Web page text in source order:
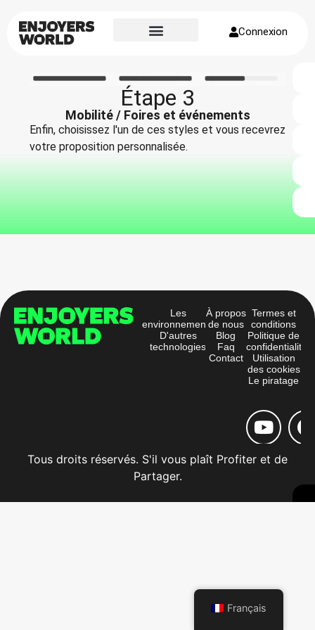
Connexion
Étape 3
Mobilité / Foires et événements
Enfin, choisissez l'un de ces styles et vous recevrez
votre proposition personnalisée.
Les
environnements
D'autres
technologies
À propos
de nous
Blog
Faq
Contact
Termes et
conditions
Politique de
confidentialité
Utilisation
des cookies
Le piratage
Tous droits réservés. S'il vous plaît Profiter et de
Partager.
Français